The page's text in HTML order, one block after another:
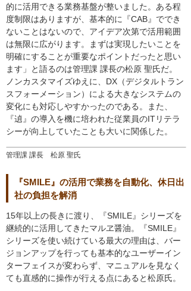
管理課 課長 松原 聖氏
的に活用できる業務基盤が整いました。ある程
度制限はありますが、基本的に『CAB』ででき
ないことはないので、アイデア次第で活用範囲
は無限に広がります。まずは実現したいことを
明確にすることが重要なポイントだったと思い
ます」と語るのは管理課 課長の松原 聖氏だ。
ノンカスタマイズゆえに、DX（デジタルトラン
スフォーメーション）による大きなシステムの
変化にも対応しやすかったのである。また、
『遉』の導入を機に培われた従業員のITリテラ
シーが向上していたことも大いに関係した。
『SMILE』の活用で業務を自動化、休日出
社の負担を解消
15年以上の長きに渡り、『SMILE』シリーズを
継続的に活用してきたマルヱ醤油。『SMILE』
シリーズを使い続けている最大の理由は、バー
ジョンアップを行っても基本的なユーザーイン
ターフェイスが変わらず、マニュアルを見なく
ても直感的に操作が行える点にあると松原氏。